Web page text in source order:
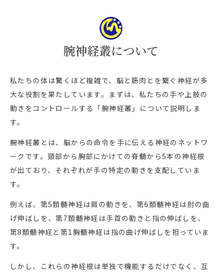
腕神経叢について
私たちの体は驚くほど複雑で、脳と筋肉とを繋ぐ神経が多
大な役割を果たしています。まずは、私たちの手や上肢の
動きをコントロールする「腕神経叢」について説明しま
す。
腕神経叢とは、脳からの命令を手に伝える神経のネットワ
ークです。頸部から胸部にかけての脊髄から5本の神経根
が出ており、それぞれが手の特定の動きを支配していま
す。
例えば、第5頚髄神経は肩の動きを、第6頚髄神経は肘の曲
げ伸ばしを、第7頚髄神経は手首の動きと指の伸ばしを、
第8頚髄神経と第1胸髄神経は指の曲げ伸ばしを担っていま
す。
しかし、これらの神経根は単独で機能するだけでなく、互